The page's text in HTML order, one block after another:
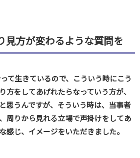
見方が変わるような質問を
って生きているので、こういう時にこう
方をしてあげれたらなっていう方が、
思うんですが、そういう時は、当事者
周りから見れる立場で声掛けをしてあ
感じ、イメージをいただきました。